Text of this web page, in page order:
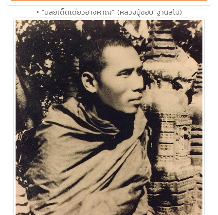
• "นิสัยเด็ดเดี่ยวอาจหาญ" (หลวงปู่ชอบ ฐานสโม)